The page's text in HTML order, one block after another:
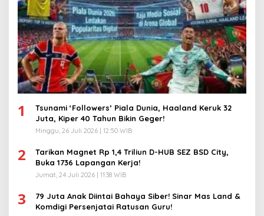
1
Tsunami ‘Followers’ Piala Dunia, Haaland Keruk 32
Juta, Kiper 40 Tahun Bikin Geger!
Minggu, 26 Juli 2026 | 12:50 WIB
2
Tarikan Magnet Rp 1,4 Triliun D-HUB SEZ BSD City,
Buka 1736 Lapangan Kerja!
Jumat, 24 Juli 2026 | 11:38 WIB
3
79 Juta Anak Diintai Bahaya Siber! Sinar Mas Land &
Komdigi Persenjatai Ratusan Guru!